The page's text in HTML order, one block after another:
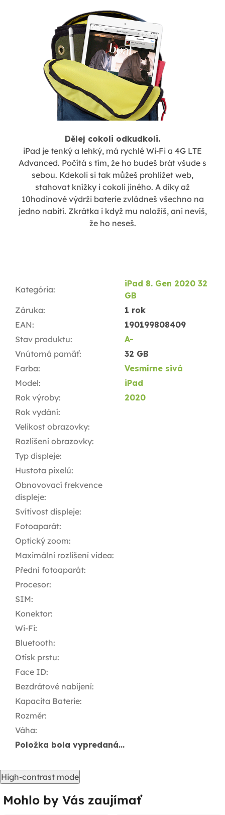
Dělej cokoli odkudkoli.
iPad je tenký a lehký, má rychlé Wi‑Fi a 4G LTE
Advanced. Počítá s tím, že ho budeš brát všude s
sebou. Kdekoli si tak můžeš prohlížet web,
stahovat knížky i cokoli jiného. A díky až
10hodinové výdrži baterie zvládneš všechno na
jedno nabití. Zkrátka i když mu naložíš, ani nevíš,
že ho neseš.
Kategória:
iPad 8. Gen 2020 32
GB
Záruka:
1 rok
EAN:
190199808409
Stav produktu:
A-
Vnútorná pamäť:
32 GB
Farba:
Vesmírne sivá
Model:
iPad
Rok výroby:
2020
Rok vydání:
Velikost obrazovky:
Rozlišení obrazovky:
Typ displeje:
Hustota pixelů:
Obnovovací frekvence
displeje:
Svítivost displeje:
Fotoaparát:
Optický zoom:
Maximální rozlišení videa:
Přední fotoaparát:
Procesor:
SIM:
Konektor:
Wi-Fi:
Bluetooth:
Otisk prstu:
Face ID:
Bezdrátové nabíjení:
Kapacita Baterie:
Rozměr:
Váha:
Položka bola vypredaná…
High-contrast mode
Mohlo by Vás zaujímať